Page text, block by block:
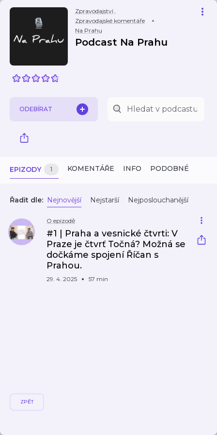
Zpravodajství,
Zpravodajské komentáře
Na Prahu
Podcast Na Prahu
ODEBÍRAT
EPIZODY 1 KOMENTÁŘE INFO PODOBNÉ
Řadit dle: Nejnovější Nejstarší Nejposlouchanější
O epizodě
#1 | Praha a vesnické čtvrti: V
Praze je čtvrť Točná? Možná se
dočkáme spojení Říčan s
Prahou.
29. 4. 2025 57 min
ZPĚT